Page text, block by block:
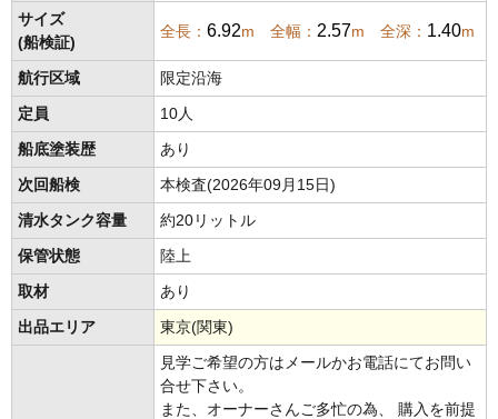
サイズ
(船検証)
全長： 6.92m 全幅： 2.57m 全深： 1.40m
航行区域 限定沿海
定員 10人
船底塗装歴 あり
次回船検 本検査(2026年09月15日)
清水タンク容量 約20リットル
保管状態 陸上
取材 あり
出品エリア 東京(関東)
見学ご希望の方はメールかお電話にてお問い
合せ下さい。
また、オーナーさんご多忙の為、 購入を前提